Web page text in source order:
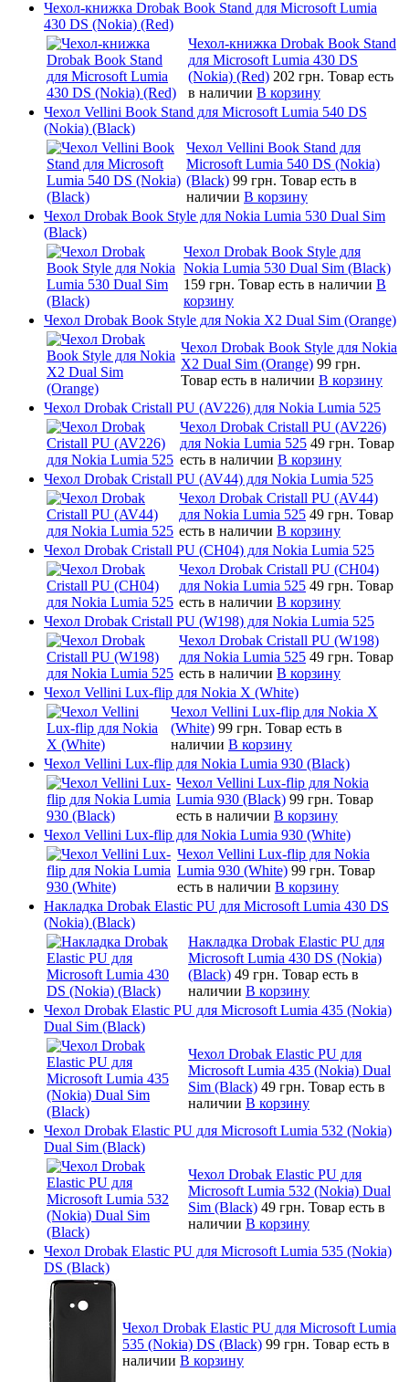
Чехол-книжка Drobak Book Stand для Microsoft Lumia
430 DS (Nokia) (Red)
Чехол-книжка Drobak Book Stand
для Microsoft Lumia 430 DS
(Nokia) (Red) 202 грн. Товар есть
в наличии В корзину
Чехол Vellini Book Stand для Microsoft Lumia 540 DS
(Nokia) (Black)
Чехол Vellini Book Stand для
Microsoft Lumia 540 DS (Nokia)
(Black) 99 грн. Товар есть в
наличии В корзину
Чехол Drobak Book Style для Nokia Lumia 530 Dual Sim
(Black)
Чехол Drobak Book Style для
Nokia Lumia 530 Dual Sim (Black)
159 грн. Товар есть в наличии В
корзину
Чехол Drobak Book Style для Nokia X2 Dual Sim (Orange)
Чехол Drobak Book Style для Nokia
X2 Dual Sim (Orange) 99 грн.
Товар есть в наличии В корзину
Чехол Drobak Cristall PU (AV226) для Nokia Lumia 525
Чехол Drobak Cristall PU (AV226)
для Nokia Lumia 525 49 грн. Товар
есть в наличии В корзину
Чехол Drobak Cristall PU (AV44) для Nokia Lumia 525
Чехол Drobak Cristall PU (AV44)
для Nokia Lumia 525 49 грн. Товар
есть в наличии В корзину
Чехол Drobak Cristall PU (CH04) для Nokia Lumia 525
Чехол Drobak Cristall PU (CH04)
для Nokia Lumia 525 49 грн. Товар
есть в наличии В корзину
Чехол Drobak Cristall PU (W198) для Nokia Lumia 525
Чехол Drobak Cristall PU (W198)
для Nokia Lumia 525 49 грн. Товар
есть в наличии В корзину
Чехол Vellini Lux-flip для Nokia X (White)
Чехол Vellini Lux-flip для Nokia X
(White) 99 грн. Товар есть в
наличии В корзину
Чехол Vellini Lux-flip для Nokia Lumia 930 (Black)
Чехол Vellini Lux-flip для Nokia
Lumia 930 (Black) 99 грн. Товар
есть в наличии В корзину
Чехол Vellini Lux-flip для Nokia Lumia 930 (White)
Чехол Vellini Lux-flip для Nokia
Lumia 930 (White) 99 грн. Товар
есть в наличии В корзину
Накладка Drobak Elastic PU для Microsoft Lumia 430 DS
(Nokia) (Black)
Накладка Drobak Elastic PU для
Microsoft Lumia 430 DS (Nokia)
(Black) 49 грн. Товар есть в
наличии В корзину
Чехол Drobak Elastic PU для Microsoft Lumia 435 (Nokia)
Dual Sim (Black)
Чехол Drobak Elastic PU для
Microsoft Lumia 435 (Nokia) Dual
Sim (Black) 49 грн. Товар есть в
наличии В корзину
Чехол Drobak Elastic PU для Microsoft Lumia 532 (Nokia)
Dual Sim (Black)
Чехол Drobak Elastic PU для
Microsoft Lumia 532 (Nokia) Dual
Sim (Black) 49 грн. Товар есть в
наличии В корзину
Чехол Drobak Elastic PU для Microsoft Lumia 535 (Nokia)
DS (Black)
Чехол Drobak Elastic PU для Microsoft Lumia
535 (Nokia) DS (Black) 99 грн. Товар есть в
наличии В корзину